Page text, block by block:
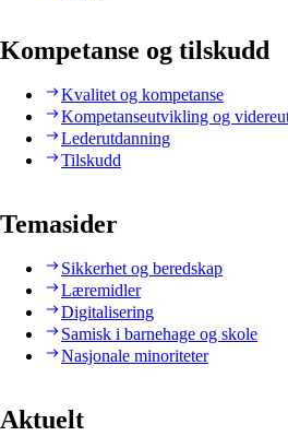
Kompetanse og tilskudd
Kvalitet og kompetanse
Kompetanseutvikling og
Lederutdanning
Tilskudd
Temasider
Sikkerhet og beredskap
Læremidler
Digitalisering
Samisk i barnehage og skole
Nasjonale minoriteter
Aktuelt